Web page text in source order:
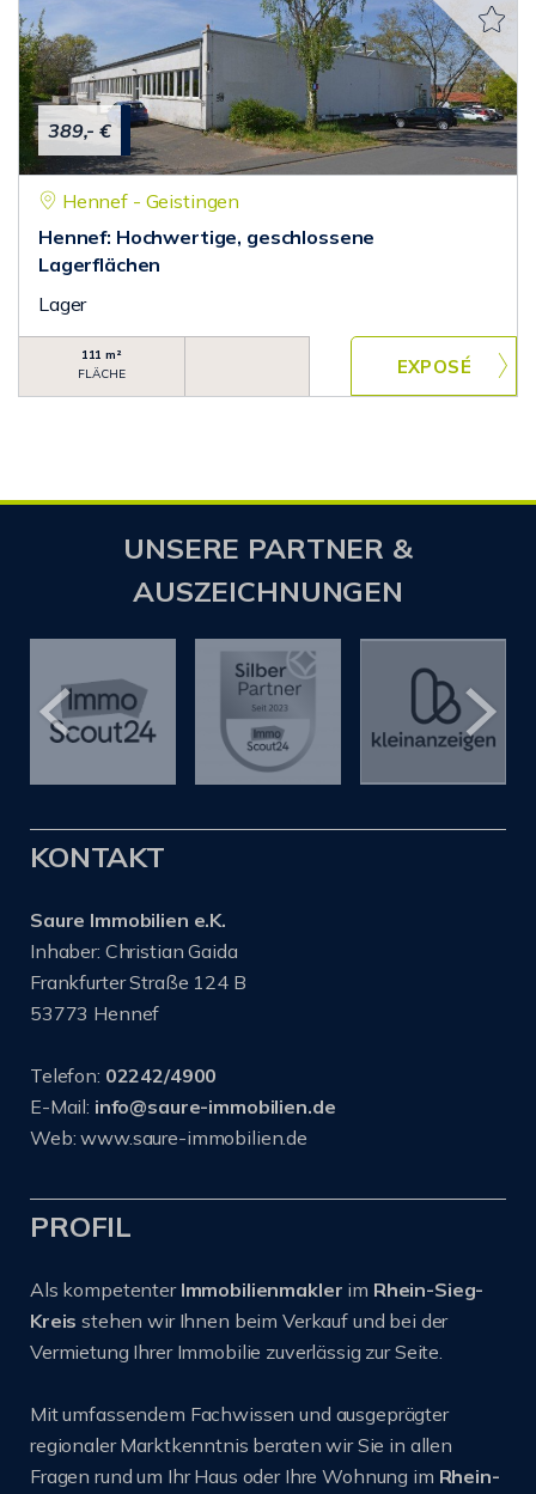
389,- €
Hennef - Geistingen
Hennef: Hochwertige, geschlossene
Lagerflächen
Lager
111 m²
FLÄCHE
UNSERE PARTNER &
AUSZEICHNUNGEN
KONTAKT
Saure Immobilien e.K.
Inhaber: Christian Gaida
Frankfurter Straße 124 B
53773 Hennef
Telefon: 02242/4900
E-Mail: info@saure-immobilien.de
Web: www.saure-immobilien.de
PROFIL
Als kompetenter Immobilienmakler im Rhein-Sieg-
Kreisstehen wir Ihnen beim Verkauf und bei der
Vermietung Ihrer Immobilie zuverlässig zur Seite.
Mit umfassendem Fachwissen und ausgeprägter
regionaler Marktkenntnis beraten wir Sie in allen
Fragen rund um Ihr Haus oder Ihre Wohnung im Rhein-